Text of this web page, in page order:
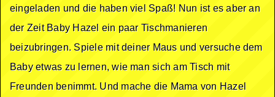
eingeladen und die haben viel Spaß! Nun ist es aber an
der Zeit Baby Hazel ein paar Tischmanieren
beizubringen. Spiele mit deiner Maus und versuche dem
Baby etwas zu lernen, wie man sich am Tisch mit
Freunden benimmt. Und mache die Mama von Hazel